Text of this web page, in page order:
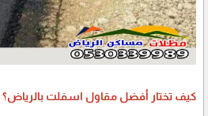
كيف تختار أفضل مقاول اسفلت بالرياض؟